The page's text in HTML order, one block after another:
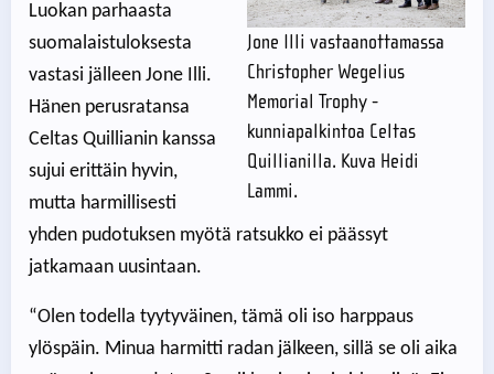
Jone Illi vastaanottamassa
Christopher Wegelius
Memorial Trophy -
kunniapalkintoa Celtas
Quillianilla. Kuva Heidi
Lammi.
Luokan parhaasta
suomalaistuloksesta
vastasi jälleen Jone Illi.
Hänen perusratansa
Celtas Quillianin kanssa
sujui erittäin hyvin,
mutta harmillisesti
yhden pudotuksen myötä ratsukko ei päässyt
jatkamaan uusintaan.
“Olen todella tyytyväinen, tämä oli iso harppaus
ylöspäin. Minua harmitti radan jälkeen, sillä se oli aika